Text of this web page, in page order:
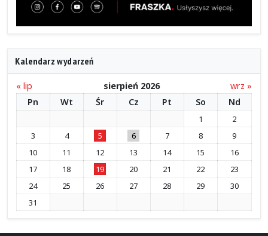
Kalendarz wydarzeń
« lip sierpień 2026
wrz »
Pn
Wt Śr Cz Pt So Nd
1
2
3
4 5 6 7 8
9
10
11 12 13 14 15
16
17
18 19 20 21 22
23
24
25 26 27 28 29
30
31